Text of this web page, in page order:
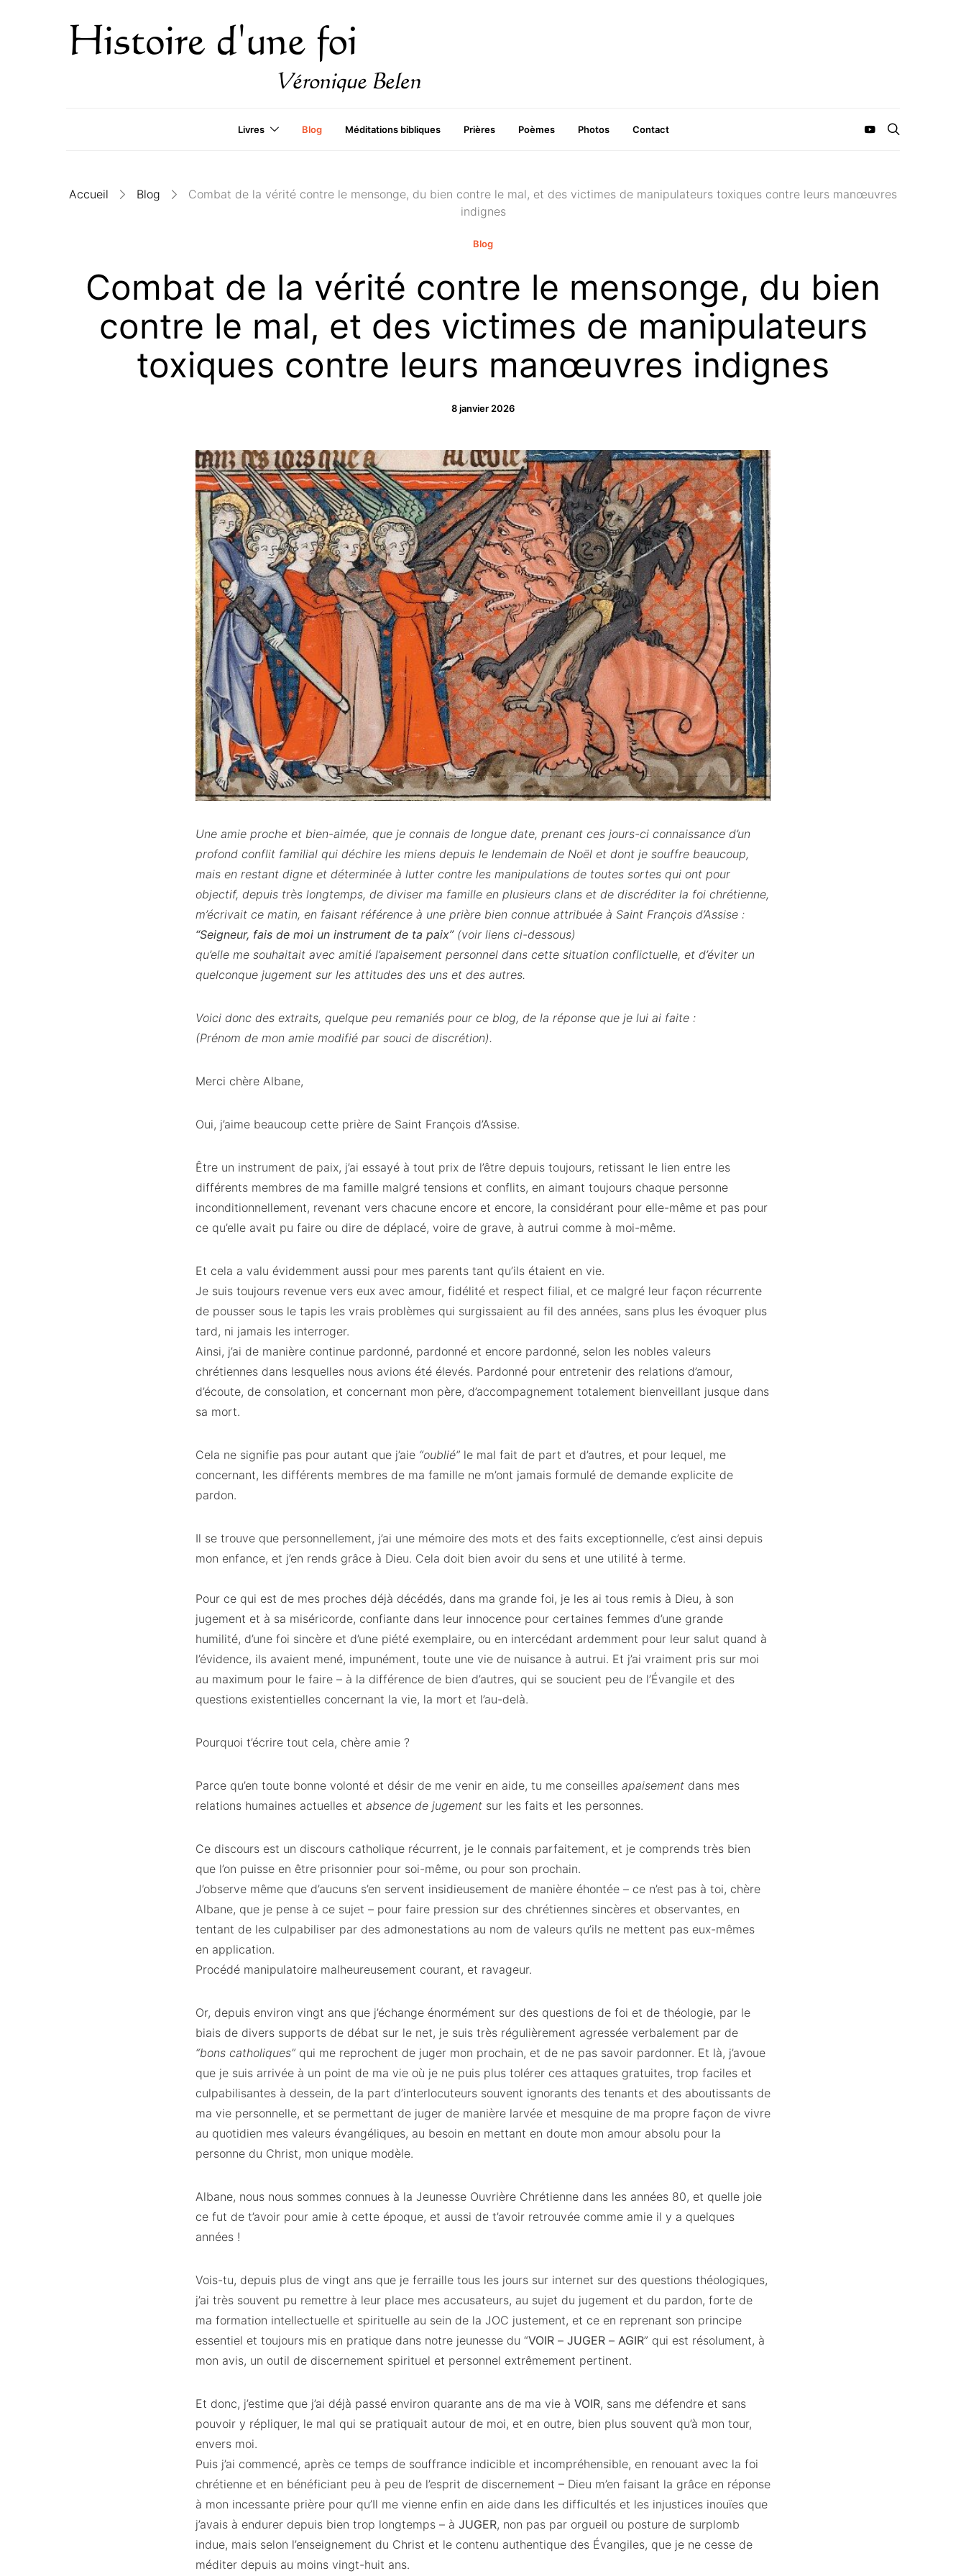
Livres Blog Méditations bibliques Prières Poèmes Photos Contact
Accueil Blog
Combat de la vérité contre le mensonge, du bien contre le mal, et des victimes de manipulateurs toxiques contre leurs manœuvres
indignes
Blog
Combat de la vérité contre le mensonge, du bien
contre le mal, et des victimes de manipulateurs
toxiques contre leurs manœuvres indignes
8 janvier 2026
Une amie proche et bien-aimée, que je connais de longue date, prenant ces jours-ci connaissance d’un
profond conflit familial qui déchire les miens depuis le lendemain de Noël et dont je souffre beaucoup,
mais en restant digne et déterminée à lutter contre les manipulations de toutes sortes qui ont pour
objectif, depuis très longtemps, de diviser ma famille en plusieurs clans et de discréditer la foi chrétienne,
m’écrivait ce matin, en faisant référence à une prière bien connue attribuée à Saint François d’Assise :
“Seigneur, fais de moi un instrument de ta paix”(voir liens ci-dessous)
qu’elle me souhaitait avec amitié l’apaisement personnel dans cette situation conflictuelle, et d’éviter un
quelconque jugement sur les attitudes des uns et des autres.
Voici donc des extraits, quelque peu remaniés pour ce blog, de la réponse que je lui ai faite :
(Prénom de mon amie modifié par souci de discrétion).
Merci chère Albane,
Oui, j’aime beaucoup cette prière de Saint François d’Assise.
Être un instrument de paix, j’ai essayé à tout prix de l’être depuis toujours, retissant le lien entre les
différents membres de ma famille malgré tensions et conflits, en aimant toujours chaque personne
inconditionnellement, revenant vers chacune encore et encore, la considérant pour elle-même et pas pour
ce qu’elle avait pu faire ou dire de déplacé, voire de grave, à autrui comme à moi-même.
Et cela a valu évidemment aussi pour mes parents tant qu’ils étaient en vie.
Je suis toujours revenue vers eux avec amour, fidélité et respect filial, et ce malgré leur façon récurrente
de pousser sous le tapis les vrais problèmes qui surgissaient au fil des années, sans plus les évoquer plus
tard, ni jamais les interroger.
Ainsi, j’ai de manière continue pardonné, pardonné et encore pardonné, selon les nobles valeurs
chrétiennes dans lesquelles nous avions été élevés. Pardonné pour entretenir des relations d’amour,
d’écoute, de consolation, et concernant mon père, d’accompagnement totalement bienveillant jusque dans
sa mort.
Cela ne signifie pas pour autant que j’aie “oublié” le mal fait de part et d’autres, et pour lequel, me
concernant, les différents membres de ma famille ne m’ont jamais formulé de demande explicite de
pardon.
Il se trouve que personnellement, j’ai une mémoire des mots et des faits exceptionnelle, c’est ainsi depuis
mon enfance, et j’en rends grâce à Dieu. Cela doit bien avoir du sens et une utilité à terme.
Pour ce qui est de mes proches déjà décédés, dans ma grande foi, je les ai tous remis à Dieu, à son
jugement et à sa miséricorde, confiante dans leur innocence pour certaines femmes d’une grande
humilité, d’une foi sincère et d’une piété exemplaire, ou en intercédant ardemment pour leur salut quand à
l’évidence, ils avaient mené, impunément, toute une vie de nuisance à autrui. Et j’ai vraiment pris sur moi
au maximum pour le faire – à la différence de bien d’autres, qui se soucient peu de l’Évangile et des
questions existentielles concernant la vie, la mort et l’au-delà.
Pourquoi t’écrire tout cela, chère amie ?
Parce qu’en toute bonne volonté et désir de me venir en aide, tu me conseilles apaisement dans mes
relations humaines actuelles et absence de jugement sur les faits et les personnes.
Ce discours est un discours catholique récurrent, je le connais parfaitement, et je comprends très bien
que l’on puisse en être prisonnier pour soi-même, ou pour son prochain.
J’observe même que d’aucuns s’en servent insidieusement de manière éhontée – ce n’est pas à toi, chère
Albane, que je pense à ce sujet – pour faire pression sur des chrétiennes sincères et observantes, en
tentant de les culpabiliser par des admonestations au nom de valeurs qu’ils ne mettent pas eux-mêmes
en application.
Procédé manipulatoire malheureusement courant, et ravageur.
Or, depuis environ vingt ans que j’échange énormément sur des questions de foi et de théologie, par le
biais de divers supports de débat sur le net, je suis très régulièrement agressée verbalement par de
“bons catholiques” qui me reprochent de juger mon prochain, et de ne pas savoir pardonner. Et là, j’avoue
que je suis arrivée à un point de ma vie où je ne puis plus tolérer ces attaques gratuites, trop faciles et
culpabilisantes à dessein, de la part d’interlocuteurs souvent ignorants des tenants et des aboutissants de
ma vie personnelle, et se permettant de juger de manière larvée et mesquine de ma propre façon de vivre
au quotidien mes valeurs évangéliques, au besoin en mettant en doute mon amour absolu pour la
personne du Christ, mon unique modèle.
Albane, nous nous sommes connues à la Jeunesse Ouvrière Chrétienne dans les années 80, et quelle joie
ce fut de t’avoir pour amie à cette époque, et aussi de t’avoir retrouvée comme amie il y a quelques
années !
Vois-tu, depuis plus de vingt ans que je ferraille tous les jours sur internet sur des questions théologiques,
j’ai très souvent pu remettre à leur place mes accusateurs, au sujet du jugement et du pardon, forte de
ma formation intellectuelle et spirituelle au sein de la JOC justement, et ce en reprenant son principe
essentiel et toujours mis en pratique dans notre jeunesse du “VOIR – JUGER – AGIR” qui est résolument, à
mon avis, un outil de discernement spirituel et personnel extrêmement pertinent.
Et donc, j’estime que j’ai déjà passé environ quarante ans de ma vie à VOIR, sans me défendre et sans
pouvoir y répliquer, le mal qui se pratiquait autour de moi, et en outre, bien plus souvent qu’à mon tour,
envers moi.
Puis j’ai commencé, après ce temps de souffrance indicible et incompréhensible, en renouant avec la foi
chrétienne et en bénéficiant peu à peu de l’esprit de discernement – Dieu m’en faisant la grâce en réponse
à mon incessante prière pour qu’Il me vienne enfin en aide dans les difficultés et les injustices inouïes que
j’avais à endurer depuis bien trop longtemps – à JUGER, non pas par orgueil ou posture de surplomb
indue, mais selon l’enseignement du Christ et le contenu authentique des Évangiles, que je ne cesse de
méditer depuis au moins vingt-huit ans.